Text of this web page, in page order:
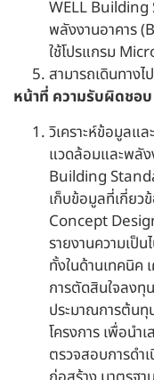
WELL Building
พลังงานอาคาร
ใช้โปรแกรม
สามารถเดินทาง
หน้าที่ ความรับผิดชอ
วิเคราะห์ข้อมูลแ
แวดล้อมและพลัง
Building
เก็บข้อมูลที่เกี่ยว
Concept
รายงานความเป็
ทั้งในด้านเทคนิค
การตัดสินใจลงทุ
ประมาณการต้นทุ
โครงการ เพื่อนำ
ตรวจสอบการดำ